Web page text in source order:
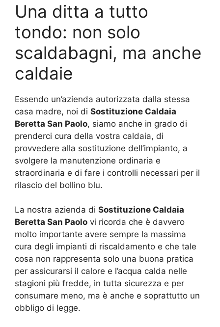
Una ditta a tutto
tondo: non solo
scaldabagni, ma anche
caldaie
Essendo un’azienda autorizzata dalla stessa
casa madre, noi di Sostituzione Caldaia
Beretta San Paolo, siamo anche in grado di
prenderci cura della vostra caldaia, di
provvedere alla sostituzione dell’impianto, a
svolgere la manutenzione ordinaria e
straordinaria e di fare i controlli necessari per il
rilascio del bollino blu.
La nostra azienda di Sostituzione Caldaia
Beretta San Paolo vi ricorda che è davvero
molto importante avere sempre la massima
cura degli impianti di riscaldamento e che tale
cosa non rappresenta solo una buona pratica
per assicurarsi il calore e l’acqua calda nelle
stagioni più fredde, in tutta sicurezza e per
consumare meno, ma è anche e soprattutto un
obbligo di legge.